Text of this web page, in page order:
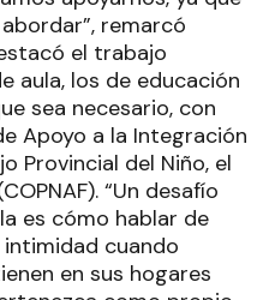
remarcó
el trabajo
aula, los de educación
sea necesario, con
Apoyo a la Integración
Provincial del Niño, el
“Un desafío
es cómo hablar de
cuando
en sus hogares